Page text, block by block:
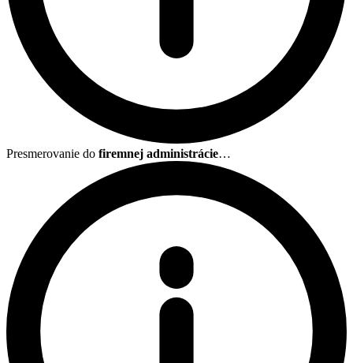
Presmerovanie do firemnej administrácie…